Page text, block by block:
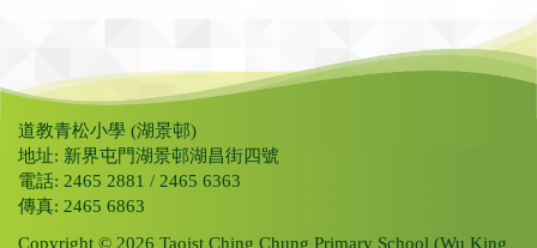
道教青松小學 (湖景邨)
地址: 新界屯門湖景邨湖昌街四號
電話: 2465 2881 / 2465 6363
傳真: 2465 6863
Copyright © 2026 Taoist Ching Chung Primary School (Wu King